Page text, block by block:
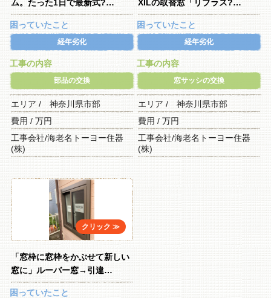
ム。たった1日で最新式?…
困っていたこと
経年劣化
工事の内容
部品の交換
エリア / 神奈川県市部
費用 / 万円
工事会社/海老名トーヨー住器
(株)
XILの取替窓「リプラス?…
困っていたこと
経年劣化
工事の内容
窓サッシの交換
エリア / 神奈川県市部
費用 / 万円
工事会社/海老名トーヨー住器
(株)
「窓枠に窓枠をかぶせて新しい
窓に」ルーバー窓→引違…
困っていたこと